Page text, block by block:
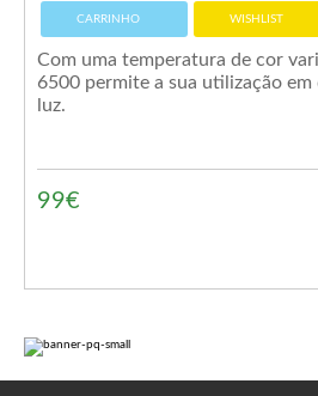
CARRINHO WISHLIST
Com uma temperatura de cor
6500 permite a sua utilização
luz.
99€